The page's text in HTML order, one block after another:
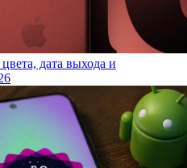
дата выхода и